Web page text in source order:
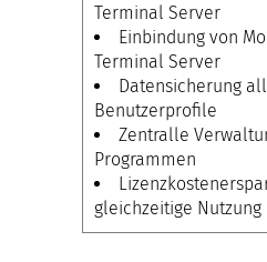
Terminal Server
Einbindung von
Terminal Server
Datensicherung
Benutzerprofile
Zentralle
Programmen
gleichzeitige Nutzung